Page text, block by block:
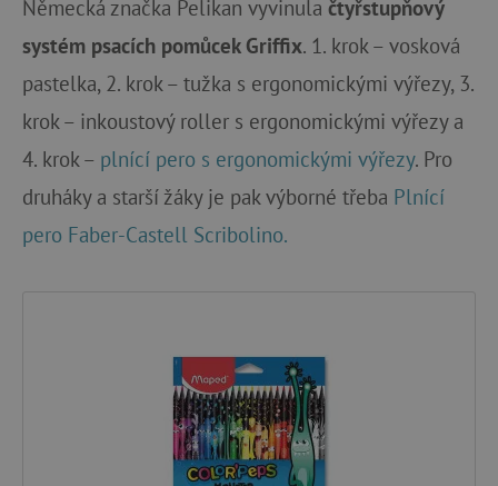
Německá značka Pelikan vyvinula čtyřstupňový
systém psacích pomůcek Griffix. 1. krok – vosková
pastelka, 2. krok – tužka s ergonomickými výřezy, 3.
krok – inkoustový roller s ergonomickými výřezy a
4. krok – plnící pero s ergonomickými výřezy. Pro
druháky a starší žáky je pak výborné třeba Plnící
pero Faber-Castell Scribolino.